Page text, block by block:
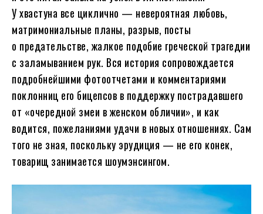
У хвастуна все циклично — невероятная любовь,
матримониальные планы, разрыв, посты
о предательстве, жалкое подобие греческой трагедии
с заламыванием рук. Вся история сопровождается
подробнейшими фотоотчетами и комментариями
поклонниц его бицепсов в поддержку пострадавшего
от «очередной змеи в женском обличии», и как
водится, пожеланиями удачи в новых отношениях. Сам
того не зная, поскольку эрудиция — не его конек,
товарищ занимается шоумэнсингом.